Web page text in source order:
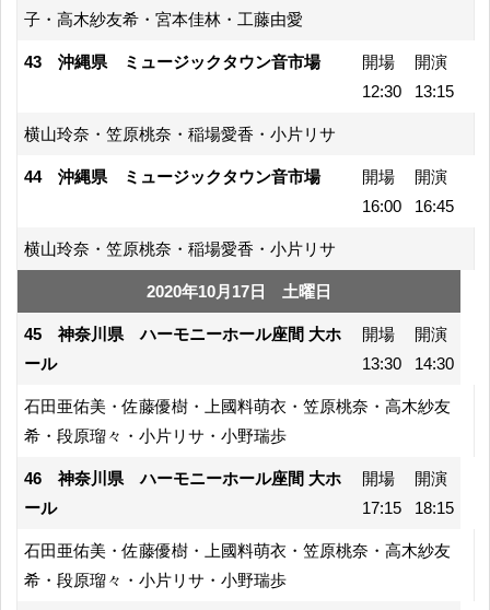
子・高木紗友希・宮本佳林・工藤由愛
43 沖縄県 ミュージックタウン音市場
開場
12:30
開演
13:15
横山玲奈・笠原桃奈・稲場愛香・小片リサ
44 沖縄県 ミュージックタウン音市場
開場
16:00
開演
16:45
横山玲奈・笠原桃奈・稲場愛香・小片リサ
2020年10月17日 土曜日
45 神奈川県 ハーモニーホール座間 大ホ
ール
開場
13:30
開演
14:30
石田亜佑美・佐藤優樹・上國料萌衣・笠原桃奈・高木紗友
希・段原瑠々・小片リサ・小野瑞歩
46 神奈川県 ハーモニーホール座間 大ホ
ール
開場
17:15
開演
18:15
石田亜佑美・佐藤優樹・上國料萌衣・笠原桃奈・高木紗友
希・段原瑠々・小片リサ・小野瑞歩